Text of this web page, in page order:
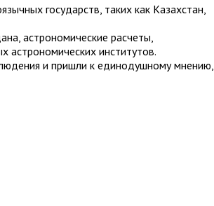
государств, таких как Казахстан,
астрономические расчеты,
институтов.
и пришли к единодушному мнению,